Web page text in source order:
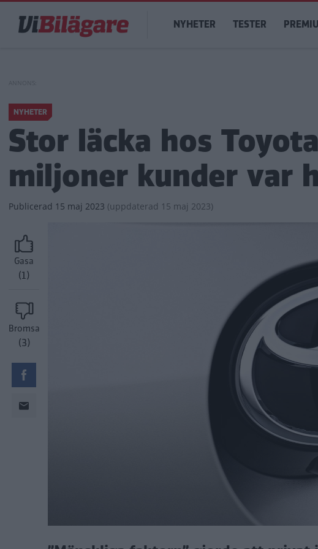
huvudinnehåll
Main
navigation
NYHETER TESTER
NYHETER
Stor läcka hos
miljoner kunder var
Publicerad 15 maj 2023 (uppdaterad 15 maj 2023)
Gasa
(1)
Bromsa
(3)